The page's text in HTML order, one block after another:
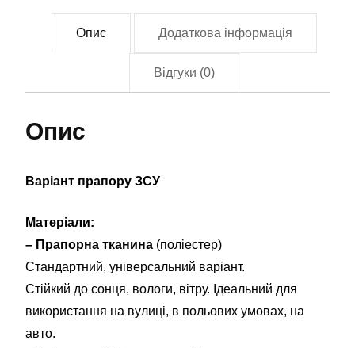
кількість
Опис Додаткова інформація
Відгуки (0)
Опис
Варіант прапору ЗСУ
Матеріали:
– Прапорна тканина (поліестер)
Стандартний, універсальний варіант.
Стійкий до сонця, вологи, вітру. Ідеальний для
використання на вулиці, в польових умовах, на
авто.